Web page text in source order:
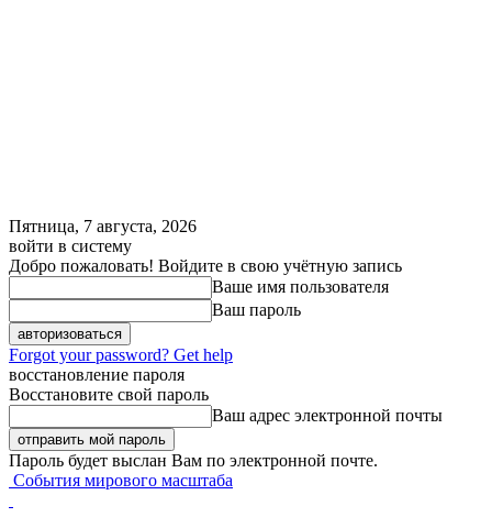
Пятница, 7 августа, 2026
войти в систему
Добро пожаловать! Войдите в свою учётную запись
Ваше имя пользователя
Ваш пароль
Forgot your password? Get help
восстановление пароля
Восстановите свой пароль
Ваш адрес электронной почты
Пароль будет выслан Вам по электронной почте.
События мирового масштаба